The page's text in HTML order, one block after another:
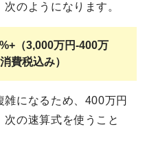
のようになります。
（3,000万円-400万
費税込み）
になるため、400万円
の速算式を使うこと